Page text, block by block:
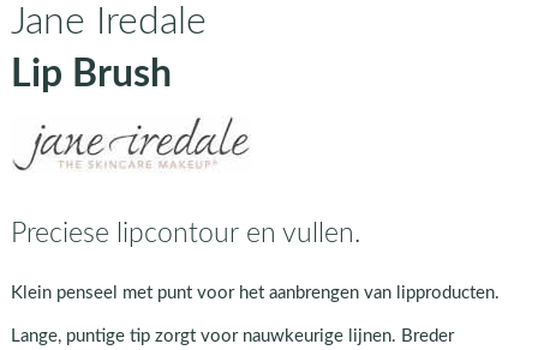
Jane Iredale
Lip Brush
Preciese lipcontour en vullen.
Klein penseel met punt voor het aanbrengen van lipproducten.
Lange, puntige tip zorgt voor nauwkeurige lijnen. Breder